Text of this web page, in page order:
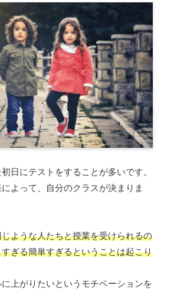
日にテストをすることが多いです。
よって、自分のクラスが決まりま
ような人たちと授業を受けられるの
ぎる簡単すぎるということは起こり
上がりたいというモチベーションを